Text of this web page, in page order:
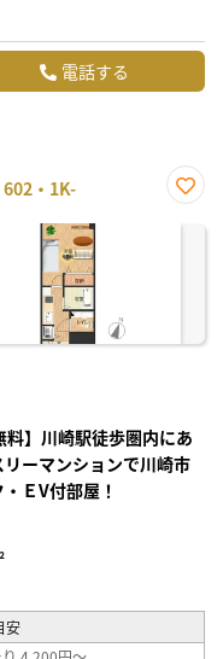
電話する
・1K-
に入
料】川崎駅徒歩圏内にあ
ーマンションで川崎市
ＥV付部屋！
安